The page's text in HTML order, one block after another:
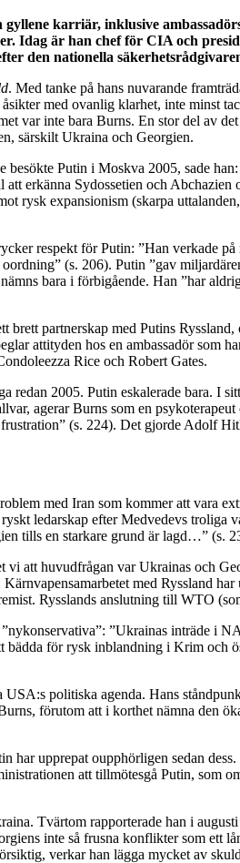
karriär, inklusive
Idag är han chef för CIA och
den nationella
. Med tanke på hans nuvarande
med ovanlig klarhet, inte minst
var inte bara Burns. En stor del av
särskilt Ukraina och Georgien.
Putin i Moskva 2005, sade
erkänna Sydossetien och Abchazien
rysk expansionism (skarpa
respekt för Putin: ”Han verkade
(s. 206). Putin ”gav
bara i förbigående. Han ”har
brett partnerskap med Putins
attityden hos en ambassadör som
Rice och Robert Gates.
redan 2005. Putin eskalerade bara. I
agerar Burns som en
(s. 224). Det gjorde Adolf
med Iran som kommer att vara
ledarskap efter Medvedevs troliga
tills en starkare grund är lagd…” (s.
att huvudfrågan var Ukrainas och
med Ryssland
Rysslands anslutning till WTO
”Ukrainas inträde i
för rysk inblandning i Krim och
politiska agenda. Hans
förutom att i korthet nämna den
upprepat oupphörligen sedan
att tillmötesgå Putin, som
Tvärtom rapporterade han i
inte så frusna konflikter som ett
verkar han lägga mycket av